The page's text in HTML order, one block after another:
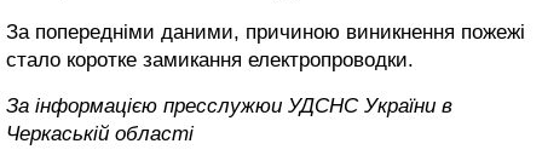
За попередніми даними, причиною виникнення пожежі
стало коротке замикання електропроводки.
За інформацією пресслужюи УДСНС України в
Черкаській області